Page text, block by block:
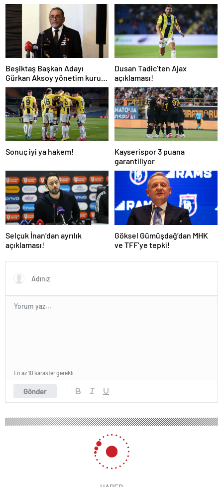
Beşiktaş Başkan Adayı
Gürkan Aksoy yönetim kurulu
listesini tanıttı
Dusan Tadic’ten Ajax
açıklaması!
Sonuç iyi ya hakem!
Kayserispor 3 puana
garantiliyor
Selçuk İnan’dan ayrılık
açıklaması!
Göksel Gümüşdağ’dan MHK
ve TFF’ye tepki!
Gönder
En az 10 karakter gerekli